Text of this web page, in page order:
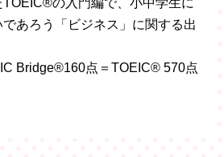
の入門編で、 小中学生に
あろう「ビジネス」に関する出
Bridge®160点＝TOEIC® 570点